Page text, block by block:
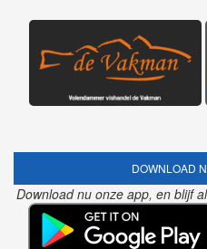
DOWNLOAD
Download nu onze app, en blijf